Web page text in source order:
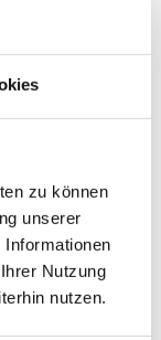
zu können
unserer
Nutzung
nutzen.